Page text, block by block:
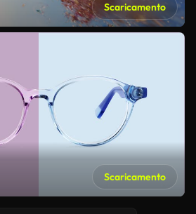
Scaricamento
Scaricamento